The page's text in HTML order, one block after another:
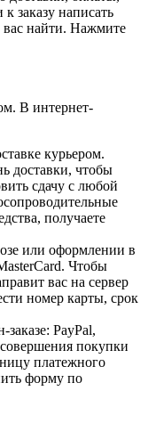
заказу написать
найти. Нажмите
В интернет-
курьером.
доставки, чтобы
сдачу с любой
получаете
или оформлении в
Чтобы
вас на сервер
номер карты, срок
PayPal,
покупки
платежного
форму по